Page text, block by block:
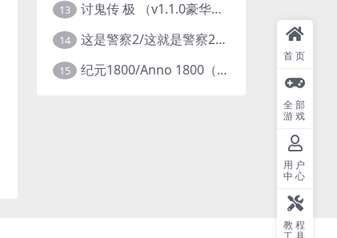
13 讨鬼传 极 （v1.1.0豪华版）
14 这是警察2/这就是警察2/This is Police
15 纪元1800/Anno 1800（豪华版全DLCv9.2.972600）
首页
全部
游戏
用户
中心
教程